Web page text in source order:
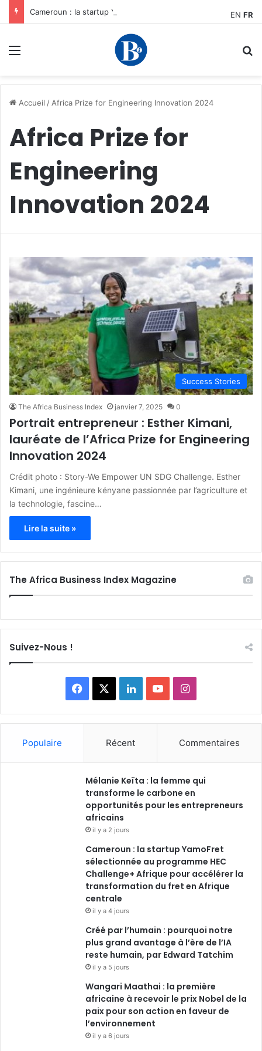
Cameroun : la startup YamoFret sélectionnée au programme HEC Challenge+ Afrique pour accélérer la transformation du fret en Afrique centrale
Accueil / Africa Prize for Engineering Innovation 2024
Africa Prize for
Engineering
Innovation 2024
Success Stories
The Africa Business Index janvier 7, 2025 0
Portrait entrepreneur : Esther Kimani,
lauréate de l’Africa Prize for Engineering
Innovation 2024
Crédit photo : Story-We Empower UN SDG Challenge. Esther
Kimani, une ingénieure kényane passionnée par l’agriculture et
la technologie, fascine…
Lire la suite »
The Africa Business Index Magazine
Suivez-Nous !
a
b
o
o
k
L
i
e
d
n
o
u
b
I
n
a
g
a
m
Populaire Récent Commentaires
Mélanie Keïta : la femme qui
transforme le carbone en
opportunités pour les entrepreneurs
africains
il y a 2 jours
Cameroun : la startup YamoFret
sélectionnée au programme HEC
Challenge+ Afrique pour accélérer la
transformation du fret en Afrique
centrale
il y a 4 jours
Créé par l’humain : pourquoi notre
plus grand avantage à l’ère de l’IA
reste humain, par Edward Tatchim
il y a 5 jours
Wangari Maathai : la première
africaine à recevoir le prix Nobel de la
paix pour son action en faveur de
l’environnement
il y a 6 jours
EN FR